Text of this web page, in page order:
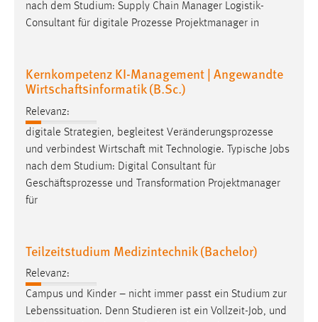
nach dem Studium: Supply Chain Manager Logistik-
Consultant für digitale Prozesse Projektmanager in
Kernkompetenz KI-Management | Angewandte
Wirtschaftsinformatik (B.Sc.)
Relevanz:
digitale Strategien, begleitest Veränderungsprozesse
und verbindest Wirtschaft mit Technologie. Typische Jobs
nach dem Studium: Digital Consultant für
Geschäftsprozesse und Transformation Projektmanager
für
Teilzeitstudium Medizintechnik (Bachelor)
Relevanz:
Campus und Kinder – nicht immer passt ein Studium zur
Lebenssituation. Denn Studieren ist ein Vollzeit-Job, und